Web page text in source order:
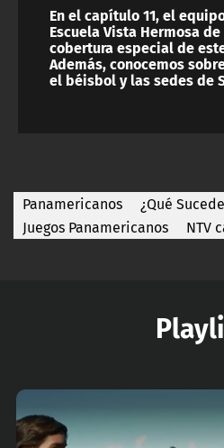
En el capítulo 11, el
Escuela Vista Hermosa
cobertura especial de
Además, conocemos
el béisbol y las sedes de
Panamericanos
¿Qué
Juegos Panamericanos
NTV